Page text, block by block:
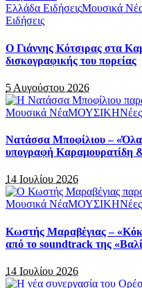
Ελλάδα ΕιδήσειςΜουσικά
Ειδήσεις
Ο Γιάννης Κότσιρας στα
δισκογραφικής του πορείας
5 Αυγούστου 2026
Μουσικά ΝέαΜΟΥΣΙΚΗ
Νατάσσα Μποφίλιου – «Όλα
υπογραφή Καραμουρατίδη
14 Ιουλίου 2026
Μουσικά ΝέαΜΟΥΣΙΚΗ
Κωστής Μαραβέγιας –
από το soundtrack της
14 Ιουλίου 2026